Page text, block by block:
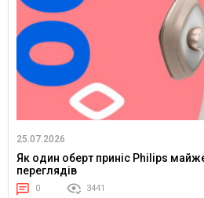
25.07.2026
Як один оберт приніс Philips
переглядів
0 3441